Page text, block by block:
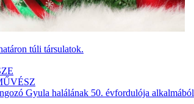
túli társulatok.
Gyula halálának 50. évfordulója alkalmából